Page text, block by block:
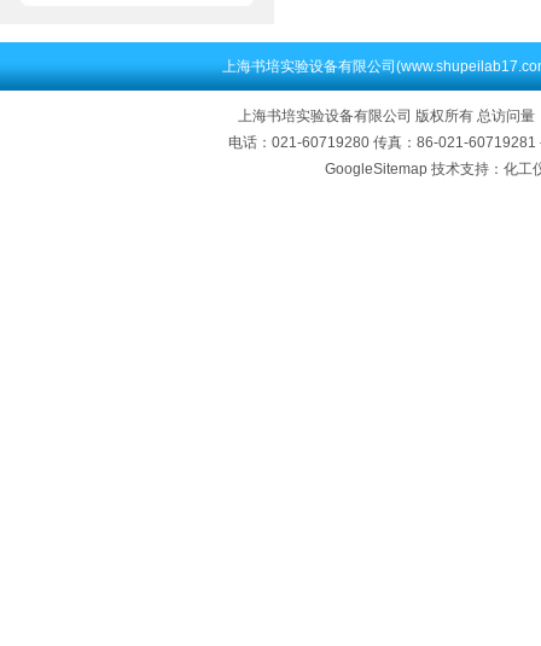
上海书培实验设备有限公司
上海书培实验设备有限公司 版权所有 总访问量
电话：021-60719280 传真：86-021-
GoogleSitemap技术支持：化工